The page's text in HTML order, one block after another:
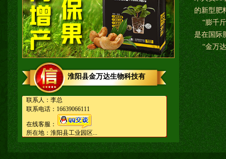
淮阳县金万达生物科技有
联系人：李总
联系电话：16639066111
在线客服：
所在地：淮阳县工业园区...
的新型肥
“膨千斤
是在国际
“金万达